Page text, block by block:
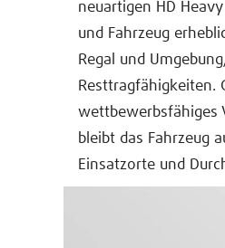
neuartigen HD
und Fahrzeug
Regal und
Resttragfähigkeiten.
wettbewerbsfähiges
bleibt das Fahrzeug
Einsatzorte und